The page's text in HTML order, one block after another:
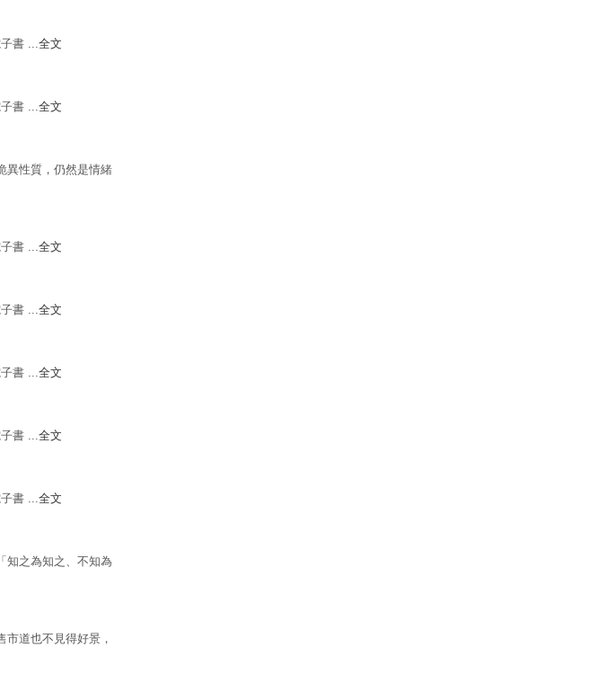
書 ...全文
書 ...全文
異性質，仍然是情緒
書 ...全文
書 ...全文
書 ...全文
書 ...全文
書 ...全文
知之為知之、不知為
道也不見得好景，